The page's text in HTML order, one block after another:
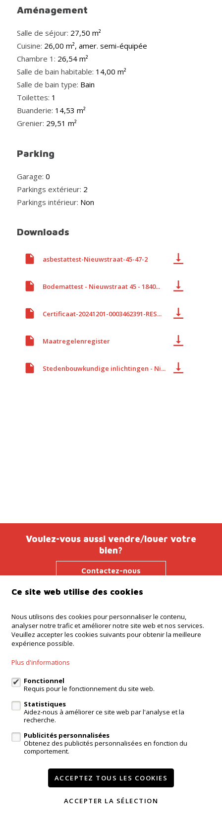
Aménagement
Salle de séjour: 27,50 m²
Cuisine: 26,00 m², amer. semi-équipée
Chambre 1: 26,54 m²
Salle de bain habitable: 14,00 m²
Salle de bain type: Bain
Toilettes: 1
Buanderie: 14,53 m²
Grenier: 29,51 m²
Parking
Garage: 0
Parkings extérieur: 2
Parkings intérieur: Non
Downloads
asbestattest-Nieuwstraat-45-47-2
Bodemattest - Nieuwstraat 45 - 1840...
Certificaat-20241201-0003462391-RES...
Maatregelenregister
Stedenbouwkundige inlichtingen - Ni...
Voulez-vous aussi vendre/louer votre
bien?
Contactez-nous
Agence Ninove
Onderwijslaan 45, 9400 Ninove
Agence Dilbeek
Agence Kampenhout
Zeypestraat 52B, Kampenhout
login propriétaire
A vendre A louer Réferences
Contact
Services
Témoignages
Modifier mes préférences cookies
Vie privée
powered by Whise
Ce site web utilise des cookies
Nous utilisons des cookies pour personnaliser le contenu,
analyser notre trafic et améliorer notre site web et nos services.
Veuillez accepter les cookies suivants pour obtenir la meilleure
expérience possible.
Plus d'informations
Fonctionnel
Requis pour le fonctionnement du site web.
Statistiques
Aidez-nous à améliorer ce site web par l'analyse et la
recherche.
Publicités personnalisées
Obtenez des publicités personnalisées en fonction du
comportement.
ACCEPTEZ TOUS LES COOKIES
ACCEPTER LA SÉLECTION